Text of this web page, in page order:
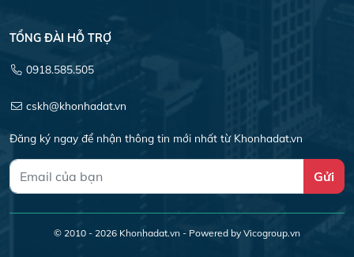
TỔNG ĐÀI HỖ TRỢ
0918.585.505
cskh@khonhadat.vn
Đăng ký ngay để nhận thông tin mới nhất từ Khonhadat.vn
Gửi
© 2010 - 2026 Khonhadat.vn - Powered by Vicogroup.vn